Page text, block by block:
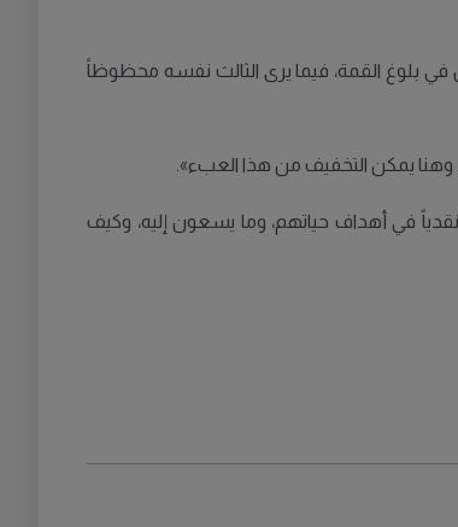
في بلوغ القمة، فيما يرى الثالث نفسه محظوظاً
يمكن التخفيف من هذا العبء».
في أهداف حياتهم، وما يسعون إليه، وكيف